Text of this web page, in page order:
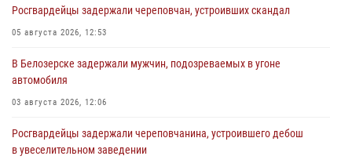
Росгвардейцы задержали череповчан, устроивших скандал
05 августа 2026, 12:53
В Белозерске задержали мужчин, подозреваемых в угоне
автомобиля
03 августа 2026, 12:06
Росгвардейцы задержали череповчанина, устроившего дебош
в увеселительном заведении